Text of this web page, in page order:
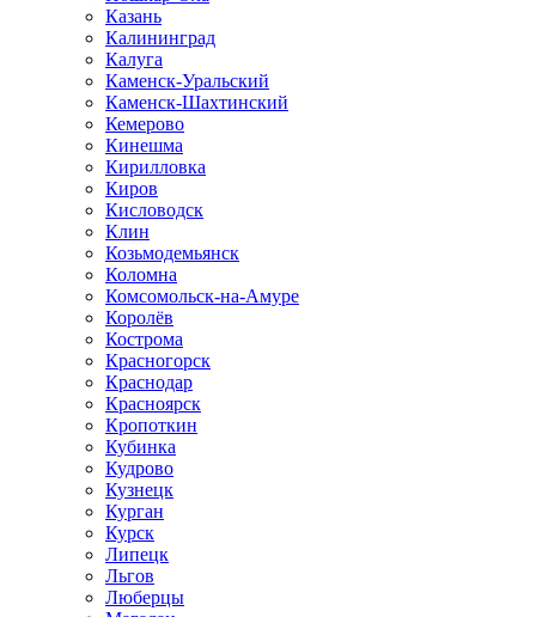
Казань
Калининград
Калуга
Каменск-Уральский
Каменск-Шахтинский
Кемерово
Кинешма
Кирилловка
Киров
Кисловодск
Клин
Козьмодемьянск
Коломна
Комсомольск-на-Амуре
Королёв
Кострома
Красногорск
Краснодар
Красноярск
Кропоткин
Кубинка
Кудрово
Кузнецк
Курган
Курск
Липецк
Льгов
Люберцы